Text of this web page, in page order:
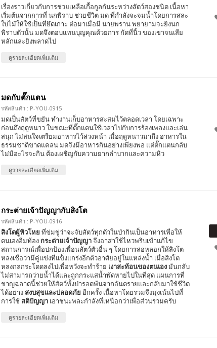
เรื่องราวเกี่ยวกับการช่วยเหลือเกื้อกูลกันระหว่างสัตว์สองชนิด เนื้อหา
เริ่มต้นจากการที่ นกพิราบ ช่วยชีวิต มด ที่กำลังจะจมน้ำโดยการสละ
ใบไม้ให้ใช้เป็นที่ยึดเกาะ ต่อมาเมื่อมี นายพราน พยายามจะยิงนก
พิราบตัวนั้น มดจึงตอบแทนบุญคุณด้วยการ กัดที่นิ้ว ของเขาจนเสีย
หลักและยิงพลาดไป
ดูรายละเอียดเพิ่มเติม
มดกับตั๊กแตน
รหัสสินค้า : P-YOU-0915
มดเป็นสัตว์ที่ขยัน ทำงานเก็บอาหารสะสมไว้ตลอดเวลา โดยเฉพาะ
ก่อนถึงฤดูหนาว ในขณะที่ตั๊กแตนใช้เวลาไปกับการร้องเพลงและเล่น
สนุก ไม่สนใจเตรียมอาหารไว้ล่วงหน้า เมื่อฤดูหนาวมาถึง อาหารใน
ธรรมชาติขาดแคลน มดจึงมีอาหารกินอย่างเพียงพอ แต่ตั๊กแตนกลับ
ไม่มีอะไรจะกิน ต้องเผชิญกับความยากลำบากและความหิว
ดูรายละเอียดเพิ่มเติม
กระต่ายเจ้าปัญญากับสิงโต
รหัสสินค้า : P-YOU-0916
สิงโตผู้หิวโหย ที่ข่มขู่ว่าจะจับสัตว์ทุกตัวในป่ากินเป็นอาหารเพื่อให้
ตนเองอิ่มท้องกระต่ายเจ้าปัญญาจึงอาสาใช้ไหวพริบเข้าแก้ไข
สถานการณ์เพื่อปกป้องเพื่อนสัตว์ตัวอื่น ๆ โดยการล่อหลอกให้สิงโต
หลงเชื่อว่ามีคู่แข่งที่แข็งแกร่งอีกตัวอาศัยอยู่ในแหล่งน้ำ เมื่อสิงโต
หลงกลกระโดดลงไปเพื่อหวังจะทำร้าย เงาสะท้อนของตนเองมันกลับ
ไม่สามารถว่ายน้ำได้และถูกกระแสน้ำพัดหายไปในที่สุด แผนการที่
ชาญฉลาดนี้ช่วยให้สัตว์ทั้งป่ารอดพ้นจากอันตรายและกลับมาใช้ชีวิต
ได้อย่างสงบสุขและปลอดภัย อีกครั้ง เนื้อหาโดยรวมจึงมุ่งเน้นไปที่
การใช้สติปัญญาเอาชนะพละกำลังที่เหนือกว่าเพื่อส่วนรวมครับ
ดูรายละเอียดเพิ่มเติม